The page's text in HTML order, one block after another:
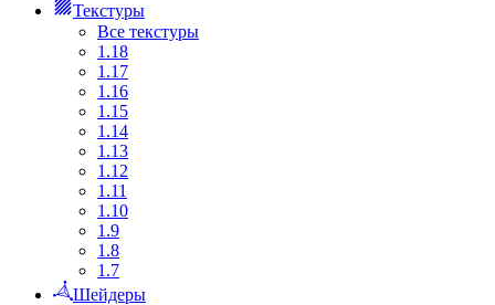
Текстуры
Все текстуры
1.18
1.17
1.16
1.15
1.14
1.13
1.12
1.11
1.10
1.9
1.8
1.7
Шейдеры